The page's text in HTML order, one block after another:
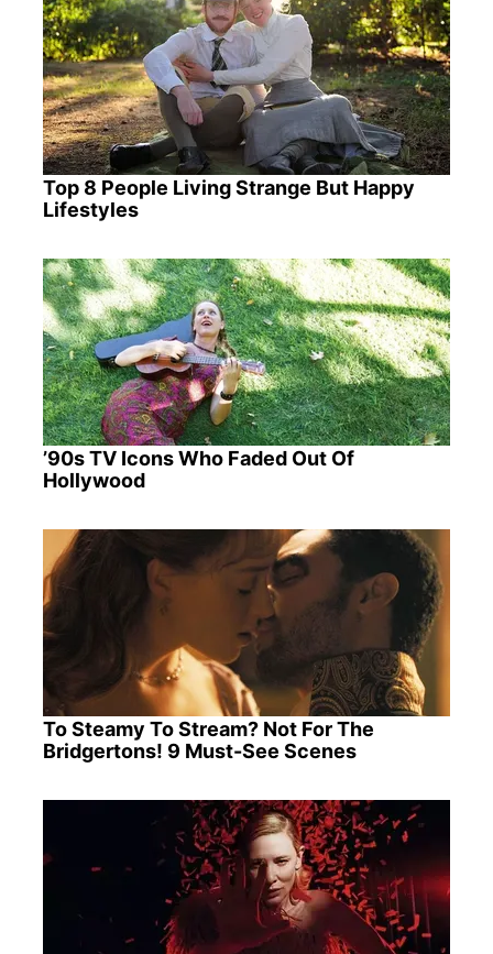
Top 8 People Living Strange But Happy
Lifestyles
’90s TV Icons Who Faded Out Of
Hollywood
To Steamy To Stream? Not For The
Bridgertons! 9 Must-See Scenes